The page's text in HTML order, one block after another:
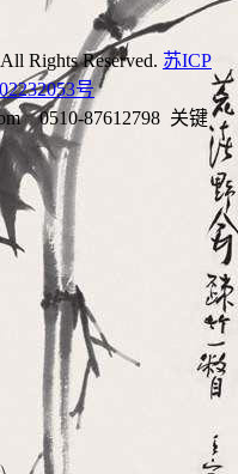
All Rights Reserved. 苏ICP
号
0510-87612798 关键